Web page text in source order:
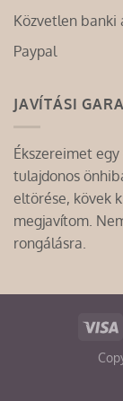
Közvetlen banki
Paypal
JAVÍTÁSI
Ékszereimet
tulajdonos
eltörése, kövek
megjavítom.
rongálásra.